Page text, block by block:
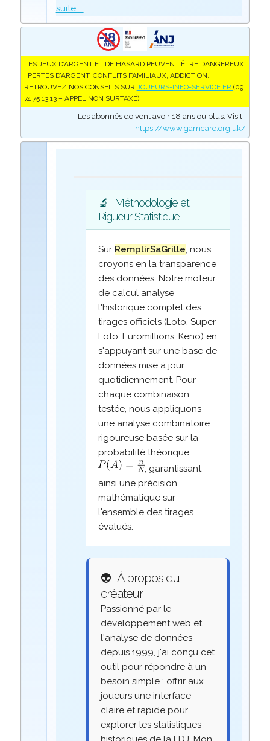
suite ...
LES JEUX D’ARGENT ET DE HASARD PEUVENT ÊTRE DANGEREUX
: PERTES D’ARGENT, CONFLITS FAMILIAUX, ADDICTION...
RETROUVEZ NOS CONSEILS SUR JOUEURS-INFO-SERVICE.FR (09
74 75 13 13 – APPEL NON SURTAXÉ).
Les abonnés doivent avoir 18 ans ou plus. Visit :
https://www.gamcare.org.uk/
🔬
Méthodologie et
Rigueur Statistique
Sur RemplirSaGrille, nous
croyons en la transparence
des données. Notre moteur
de calcul analyse
l'historique complet des
tirages officiels (Loto, Super
Loto, Euromillions, Keno) en
s'appuyant sur une base de
données mise à jour
quotidiennement. Pour
chaque combinaison
testée, nous appliquons
une analyse combinatoire
rigoureuse basée sur la
probabilité théorique
, garantissant
ainsi une précision
mathématique sur
l'ensemble des tirages
évalués.
👽 À propos du
créateur
Passionné par le
développement web et
l'analyse de données
depuis 1999, j'ai conçu cet
outil pour répondre à un
besoin simple : offrir aux
joueurs une interface
claire et rapide pour
explorer les statistiques